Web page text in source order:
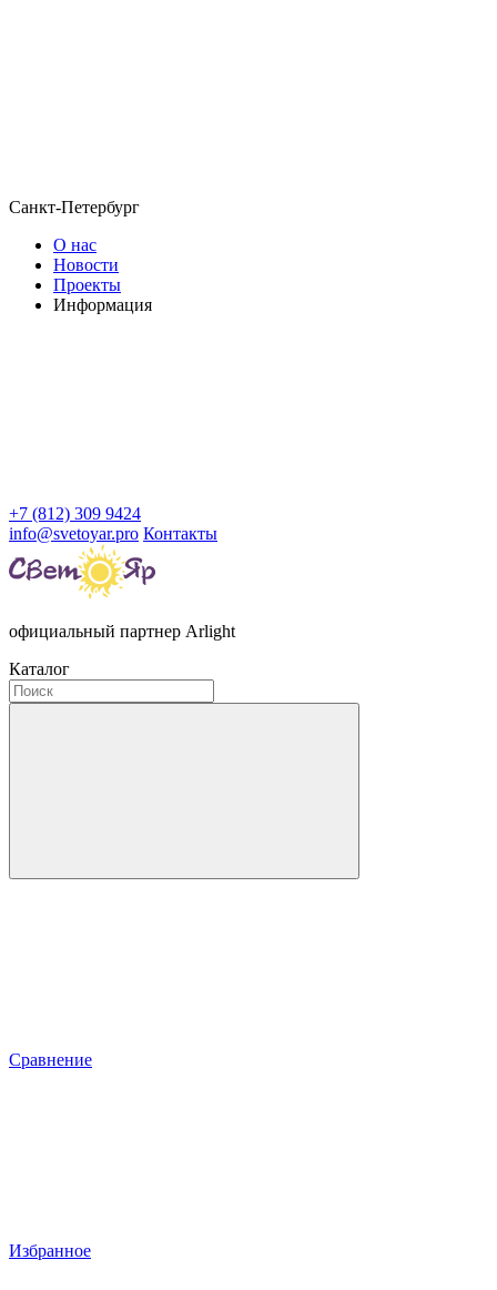
Санкт-Петербург
О нас
Новости
Проекты
Информация
+7 (812) 309 9424
info@svetoyar.pro Контакты
официальный партнер Arlight
Каталог
Сравнение
Избранное